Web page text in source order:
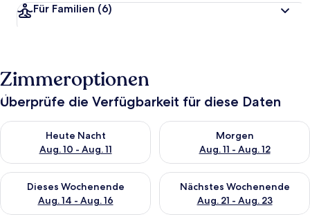
Für Familien (6)
Zimmeroptionen
Überprüfe die Verfügbarkeit für diese Daten
Heute Nacht
Aug. 10 - Aug. 11
Überprüfe die Verfügbarkeit für heute Nacht, Aug. 10 - Aug.
Morgen
Aug. 11 - Aug. 12
Überprüfe die Verfügbarkeit
Dieses Wochenende
Aug. 14 - Aug. 16
Überprüfe die Verfügbarkeit für dieses Wochenende, Aug. 14
Nächstes Wochenende
Aug. 21 - Aug. 23
Überprüfe die Verfügbarkeit